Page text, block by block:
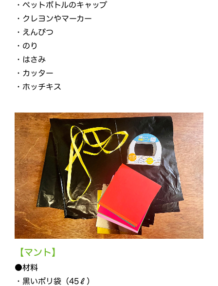
・ペットボトルのキャップ
・クレヨンやマーカー
・えんぴつ
・のり
・はさみ
・カッター
・ホッチキス
【マント】
●材料
・黒いポリ袋（45ℓ）